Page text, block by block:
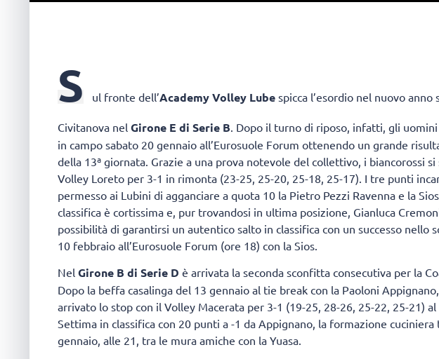
S ul fronte dell’Academy Volley Lube spicca l’esordio nel nuovo anno
Civitanova nel Girone E di Serie B . Dopo il turno di riposo, infatti, gli
in campo sabato 20 gennaio all’Eurosuole Forum ottenendo un grande
della 13ª giornata. Grazie a una prova notevole del collettivo, i biancorossi
Volley Loreto per 3-1 in rimonta (23-25, 25-20, 25-18, 25-17). I tre punti
permesso ai Lubini di agganciare a quota 10 la Pietro Pezzi Ravenna e la
classifica è cortissima e, pur trovandosi in ultima posizione, Gianluca
possibilità di garantirsi un autentico salto in classifica con un successo nello
10 febbraio all’Eurosuole Forum (ore 18) con la Sios.
Nel Girone B di Serie D è arrivata la seconda sconfitta consecutiva per la
Dopo la beffa casalinga del 13 gennaio al tie break con la Paoloni
arrivato lo stop con il Volley Macerata per 3-1 (19-25, 28-26, 25-22, 25-21) al
Settima in classifica con 20 punti a -1 da Appignano, la formazione
gennaio, alle 21, tra le mura amiche con la Yuasa.